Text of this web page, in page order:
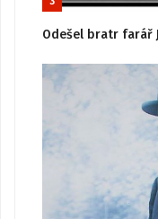
Odešel bratr farář